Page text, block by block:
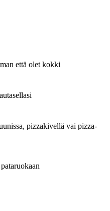
että olet kokki
pizzakivellä vai pizza­